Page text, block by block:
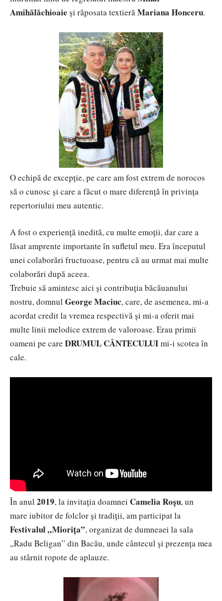
Amihălăchioaie și răposata textierăMariana Honceru.
O echipă de excepție, pe care am fost extrem de norocos
să o cunosc și care a făcut o mare diferență în privința
repertoriului meu autentic.
A fost o experiență inedită, cu multe emoții, dar care a
lăsat amprente importante în sufletul meu. Era începutul
unei colaborări fructuoase, pentru că au urmat mai multe
colaborări după aceea.
Trebuie să amintesc aici și contribuția băcăuanului
nostru, domnul George Maciuc, care, de asemenea, mi-a
acordat credit la vremea respectivă și mi-a oferit mai
multe linii melodice extrem de valoroase. Erau primii
oameni pe care DRUMUL CÂNTECULUImi-i scotea în
cale.
În anul 2019, la invitația doamnei Camelia Roșu, un
mare iubitor de folclor și tradiții, am participat la
Festivalul „Miorița”, organizat de dumneaei la sala
„Radu Beligan” din Bacău, unde cântecul și prezența mea
au stârnit ropote de aplauze.